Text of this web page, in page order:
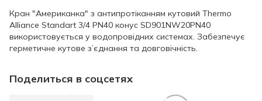
Кран "Американка" з антипротіканням кутовий Thermo
Alliance Standart 3/4 PN40 конус SD901NW20PN40
використовується у водопровідних системах. Забезпечує
герметичне кутове з’єднання та довговічність.
Поделиться в соцсетях